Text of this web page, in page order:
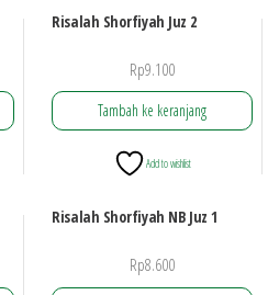
Risalah Shorfiyah Juz 2
Rp9.100
Tambah ke keranjang
Add to wishlist
Risalah Shorfiyah NB Juz 1
Rp8.600